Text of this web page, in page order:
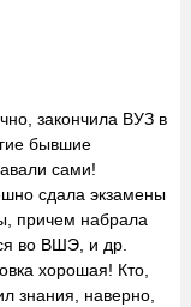
закончила ВУЗ в
бывшие
сами!
сдала экзамены
причем набрала
во ВШЭ, и др.
хорошая! Кто,
знания, наверно,